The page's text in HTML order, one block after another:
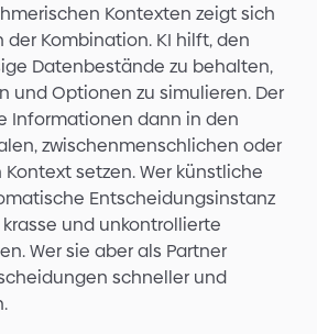
Kontexten zeigt sich
der Kombination. KI hilft, den
Datenbestände zu behalten,
und Optionen zu simulieren. Der
Informationen dann in den
zwischenmenschlichen oder
setzen. Wer künstliche
Entscheidungsinstanz
und unkontrollierte
Wer sie aber als Partner
schneller und